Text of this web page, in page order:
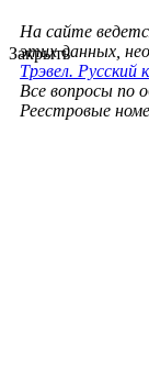
На сайте
этих данных,
Трэвел. Русский
Все вопросы по
Реестровые
Закрыть